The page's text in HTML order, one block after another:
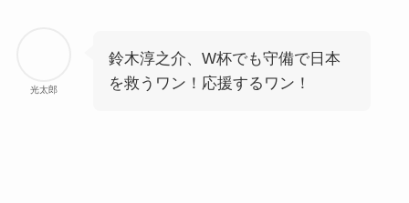
光太郎
鈴木淳之介、W杯でも守備で日本
を救うワン！応援するワン！